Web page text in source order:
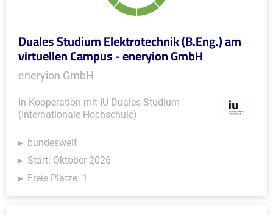
Duales Studium Elektrotechnik (B.Eng.) am
virtuellen Campus - eneryion GmbH
eneryion GmbH
In Kooperation mit IU Duales Studium
(Internationale Hochschule)
bundesweit
Start: Oktober 2026
Freie Plätze: 1